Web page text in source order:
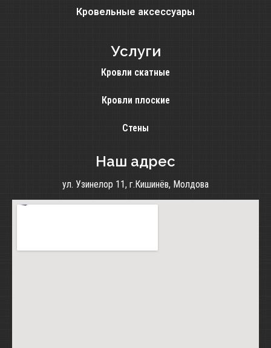
Кровельные аксессуары
Услуги
Кровли скатные
Кровли плоские
Стены
Наш адрес
ул. Узинелор 11, г.Кишинёв, Молдова